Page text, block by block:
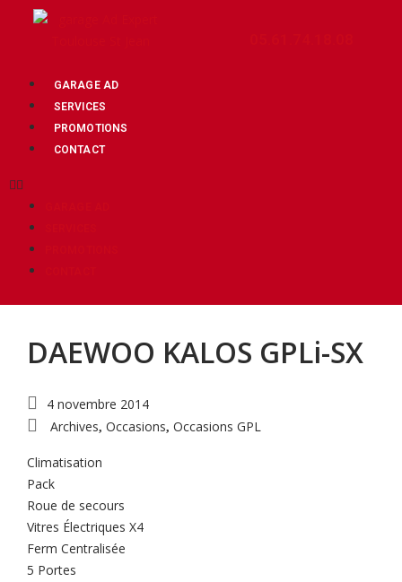
GARAGE AD
SERVICES
PROMOTIONS
CONTACT
Tag: KALOS
Posts related to KALOS
DAEWOO KALOS GPLi-SX
4 novembre 2014
Archives, Occasions, Occasions GPL
Climatisation
Pack
Roue de secours
Vitres Électriques X4
Ferm Centralisée
5 Portes